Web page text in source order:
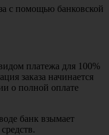
с помощью банковской
платежа для 100%
заказа начинается
о полной оплате
банк взымает